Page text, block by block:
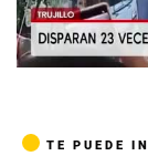
00:00 /
TE PUEDE